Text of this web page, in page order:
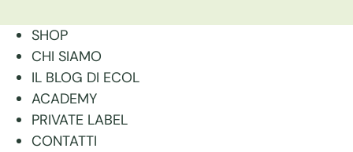
SHOP
CHI SIAMO
IL BLOG DI ECOL
ACADEMY
PRIVATE LABEL
CONTATTI